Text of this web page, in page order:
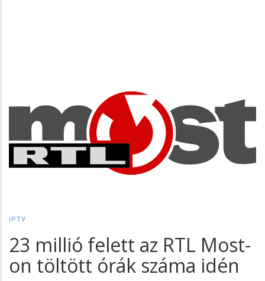
IPTV
23 millió felett az RTL Most-
on töltött órák száma idén